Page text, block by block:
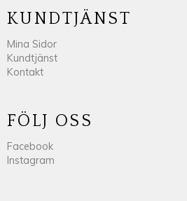
KUNDTJÄNST
Mina Sidor
Kundtjänst
Kontakt
FÖLJ OSS
Facebook
Instagram